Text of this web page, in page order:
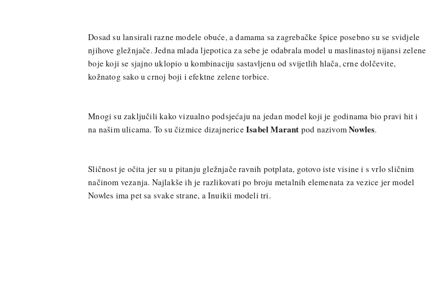
Dosad su lansirali razne modele obuće, a damama sa zagrebačke špice posebno su se svidjele
njihove gležnjače. Jedna mlada ljepotica za sebe je odabrala model u maslinastoj nijansi zelene
boje koji se sjajno uklopio u kombinaciju sastavljenu od svijetlih hlača, crne dolčevite,
kožnatog sako u crnoj boji i efektne zelene torbice.
Mnogi su zaključili kako vizualno podsjećaju na jedan model koji je godinama bio pravi hit i
na našim ulicama. To su čizmice dizajnerice Isabel Marant pod nazivomNowles.
Sličnost je očita jer su u pitanju gležnjače ravnih potplata, gotovo iste visine i s vrlo sličnim
načinom vezanja. Najlakše ih je razlikovati po broju metalnih elemenata za vezice jer model
Nowles ima pet sa svake strane, a Inuikii modeli tri.